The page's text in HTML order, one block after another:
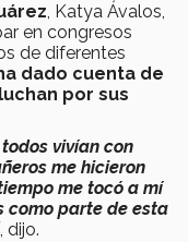
, Katya Ávalos,
en congresos
de diferentes
dado cuenta de
por sus
vivían con
me hicieron
me tocó a mí
como parte de esta
, dijo.